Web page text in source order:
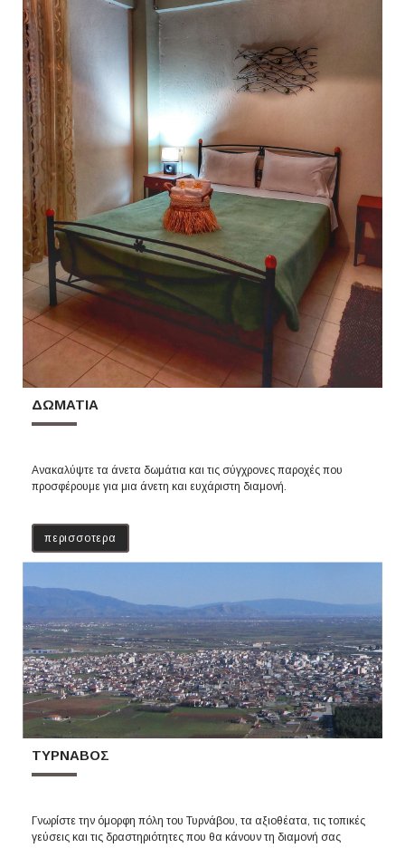
ΔΩΜΑΤΙΑ
Ανακαλύψτε τα άνετα δωμάτια και τις σύγχρονες παροχές που
προσφέρουμε για μια άνετη και ευχάριστη διαμονή.
περισσοτερα
ΤΥΡΝΑΒΟΣ
Γνωρίστε την όμορφη πόλη του Τυρνάβου, τα αξιοθέατα, τις τοπικές
γεύσεις και τις δραστηριότητες που θα κάνουν τη διαμονή σας